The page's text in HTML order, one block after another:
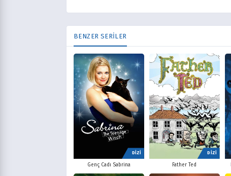
BENZER SERİLER
DİZİ
Genç Cadı Sabrina
DİZİ
Father Ted